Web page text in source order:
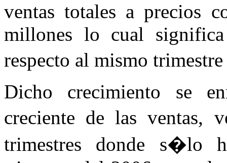
ventas totales a precios
millones lo cual
respecto al mismo
Dicho crecimiento se
creciente de las ventas,
trimestres donde s�lo